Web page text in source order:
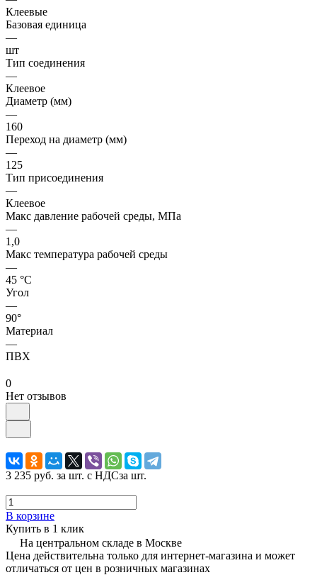
Клеевые
Базовая единица
—
шт
Тип соединения
—
Клеевое
Диаметр (мм)
—
160
Переход на диаметр (мм)
—
125
Тип присоединения
—
Клеевое
Макс давление рабочей среды, МПа
—
1,0
Макс температура рабочей среды
—
45 °С
Угол
—
90°
Материал
—
ПВХ
0
Нет отзывов
3 235 руб. за шт. с НДСза шт.
В корзине
Купить в 1 клик
На центральном складе в Москве
Цена действительна только для интернет-магазина и может
отличаться от цен в розничных магазинах